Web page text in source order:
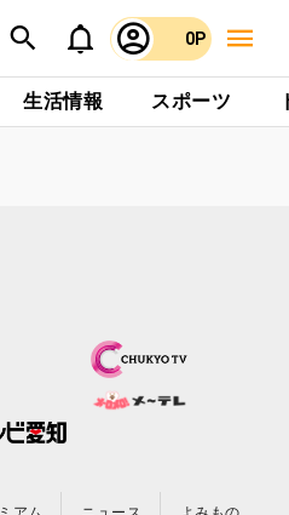
0P
生活情報 スポーツ